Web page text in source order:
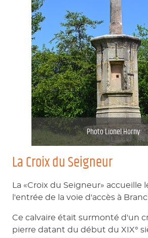
Photo Lionel Horny
La Croix du Seigneur
La «Croix du Seigneur» accueille
l'entrée de la voie d'accès à
Ce calvaire était surmonté d'un
pierre datant du début du XIX°